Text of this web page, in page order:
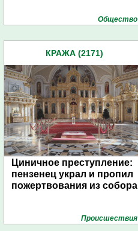
Общество
КРАЖА (2171)
Циничное преступление:
пензенец украл и пропил
пожертвования из собора
Проиcшествия